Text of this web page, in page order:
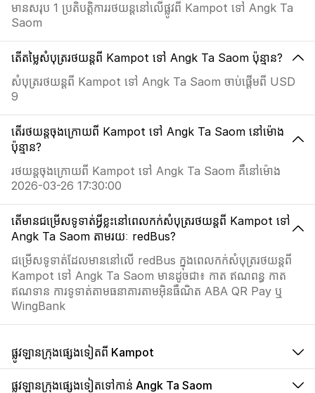
មានសរុប 1 ប្រតិបត្តិការរថយន្តនៅលើផ្លូវពី Kampot ទៅ Angk Ta
Saom
តើតម្លៃសំបុត្ររថយន្តពី Kampot ទៅ Angk Ta Saom ប៉ុន្មាន?
សំបុត្ររថយន្តពី Kampot ទៅ Angk Ta Saom ចាប់ផ្តើមពី USD
9
តើរថយន្តចុងក្រោយពី Kampot ទៅ Angk Ta Saom នៅម៉ោង
ប៉ុន្មាន?
រថយន្តចុងក្រោយពី Kampot ទៅ Angk Ta Saom គឺនៅម៉ោង
2026-03-26 17:30:00
តើមានជម្រើសទូទាត់អ្វីខ្លះនៅពេលកក់សំបុត្ររថយន្តពី Kampot ទៅ
Angk Ta Saom តាមរយៈ redBus?
ជម្រើសទូទាត់ដែលមាននៅលើ redBus ក្នុងពេលកក់សំបុត្ររថយន្តពី
Kampot ទៅ Angk Ta Saom មានដូចជា៖ កាត ឥណពន្ធ កាត
ឥណទាន ការទូទាត់តាមធនាគារតាមអ៊ិនធឺណិត ABA QR Pay ឬ
WingBank
ផ្លូវឡានក្រុងផ្សេងទៀតពី Kampot
ផ្លូវឡានក្រុងផ្សេងទៀតទៅកាន់ Angk Ta Saom